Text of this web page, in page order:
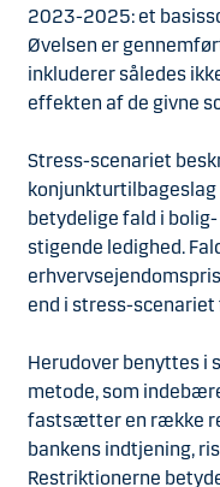
2023-2025: et
Øvelsen er
inkluderer således
effekten af de givne
Stress-scenariet
betydelige fald i
stigende ledighed.
end i stress-scenariet
Herudover benyttes i
metode, som
fastsætter en række
bankens indtjening,
Restriktionerne